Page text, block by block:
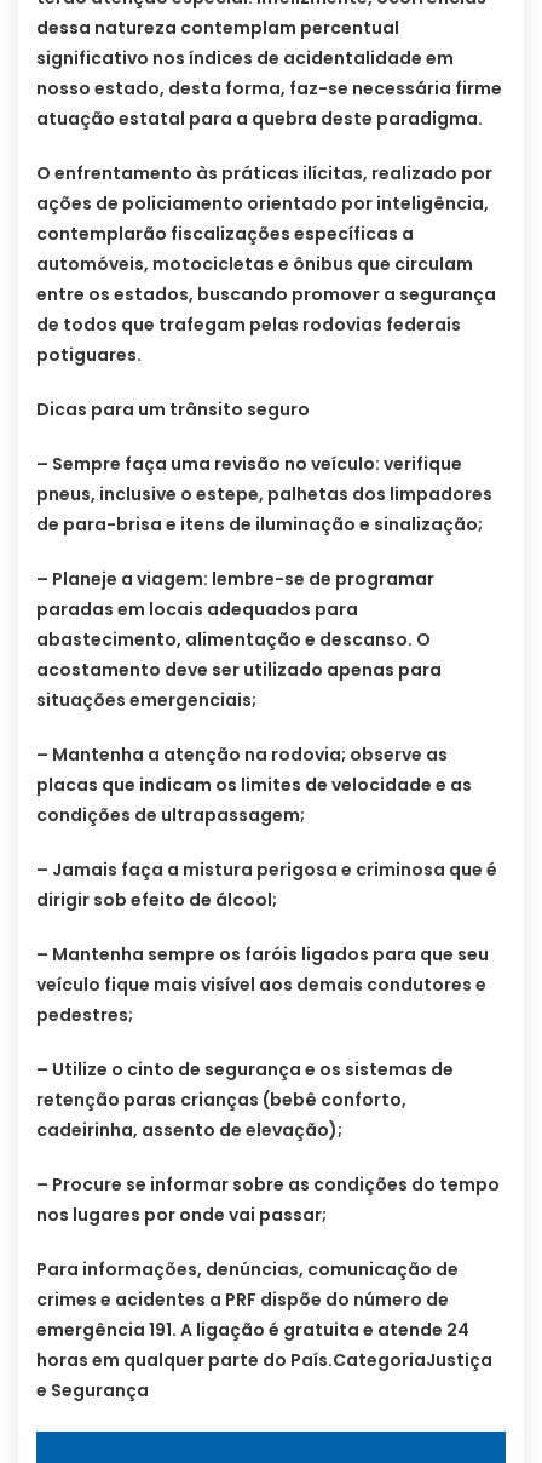
dessa natureza contemplam percentual
significativo nos índices de acidentalidade em
nosso estado, desta forma, faz-se necessária firme
atuação estatal para a quebra deste paradigma.
O enfrentamento às práticas ilícitas, realizado por
ações de policiamento orientado por inteligência,
contemplarão fiscalizações específicas a
automóveis, motocicletas e ônibus que circulam
entre os estados, buscando promover a segurança
de todos que trafegam pelas rodovias federais
potiguares.
Dicas para um trânsito seguro
– Sempre faça uma revisão no veículo: verifique
pneus, inclusive o estepe, palhetas dos limpadores
de para-brisa e itens de iluminação e sinalização;
– Planeje a viagem: lembre-se de programar
paradas em locais adequados para
abastecimento, alimentação e descanso. O
acostamento deve ser utilizado apenas para
situações emergenciais;
– Mantenha a atenção na rodovia; observe as
placas que indicam os limites de velocidade e as
condições de ultrapassagem;
– Jamais faça a mistura perigosa e criminosa que é
dirigir sob efeito de álcool;
– Mantenha sempre os faróis ligados para que seu
veículo fique mais visível aos demais condutores e
pedestres;
– Utilize o cinto de segurança e os sistemas de
retenção paras crianças (bebê conforto,
cadeirinha, assento de elevação);
– Procure se informar sobre as condições do tempo
nos lugares por onde vai passar;
Para informações, denúncias, comunicação de
crimes e acidentes a PRF dispõe do número de
emergência 191. A ligação é gratuita e atende 24
horas em qualquer parte do País.CategoriaJustiça
e Segurança